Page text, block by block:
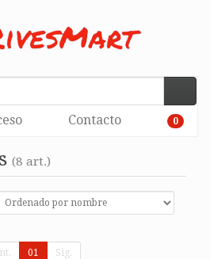
Contacto 0
(8 art.)
01 Sig.